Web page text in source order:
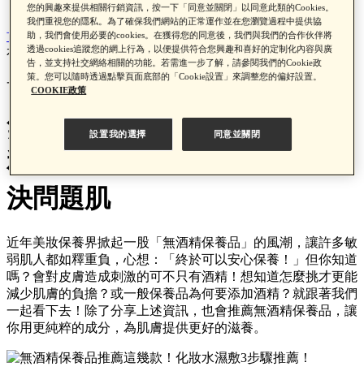
0
首頁 >最新消息>無酒精保養品推薦這幾款！溫和成分也能
有感保養，輕鬆解決問題肌
一月 24, 2025
無酒精保養品推薦這幾款！溫
和成分也能有感保養，輕鬆解
決問題肌
近年美妝保養界掀起一股「無酒精保養品」的風潮，讓許多敏
弱肌人都如釋重負，心想：「終於可以安心保養！」但你知道
嗎？會對皮膚造成刺激的可不只有酒精！想知道怎麼挑才更能
減少肌膚的負擔？或一般保養品為何要添加酒精？就跟著我們
一起看下去！除了分享上述資訊，也會推薦無酒精保養品，讓
你用更純粹的成分，為肌膚提供更好的滋養。
您的興趣來提供相關行銷資訊，按一下「同意並關閉」以同意此類的Cookies。
我們重視您的隱私。為了確保我們網站的正常運作並在您瀏覽過程中提供協
助，我們會使用必要的cookies。在獲得您的同意後，我們與我們的合作伙伴將
透過cookies追蹤您的網上行為，以便提供符合您興趣和喜好的定制化內容與廣
告，並支持社交網絡相關的功能。若需進一步了解，請參閱我們的Cookie政
策。您可以隨時透過點擊頁面底部的「Cookie設置」來調整您的偏好設置。
COOKIE政策
設置我的選擇 同意並關閉